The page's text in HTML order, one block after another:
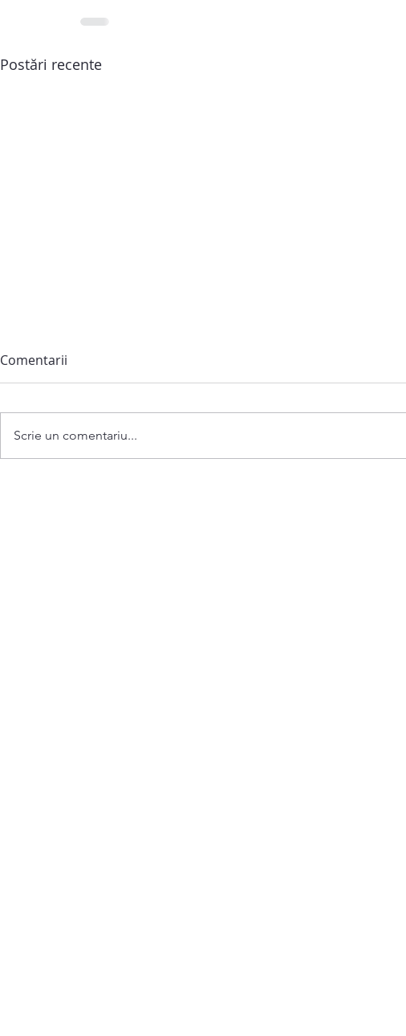
Postări recente
Comentarii
Scrie un comentariu...